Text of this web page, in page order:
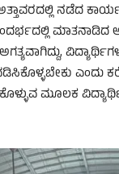
ನಡೆದ
ಮಾತನಾಡಿದ
ಎಂದು
ಮೂಲಕ